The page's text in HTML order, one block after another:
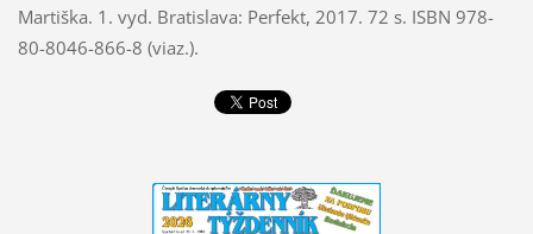
Martiška. 1. vyd. Bratislava: Perfekt, 2017. 72 s. ISBN 978-
80-8046-866-8 (viaz.).